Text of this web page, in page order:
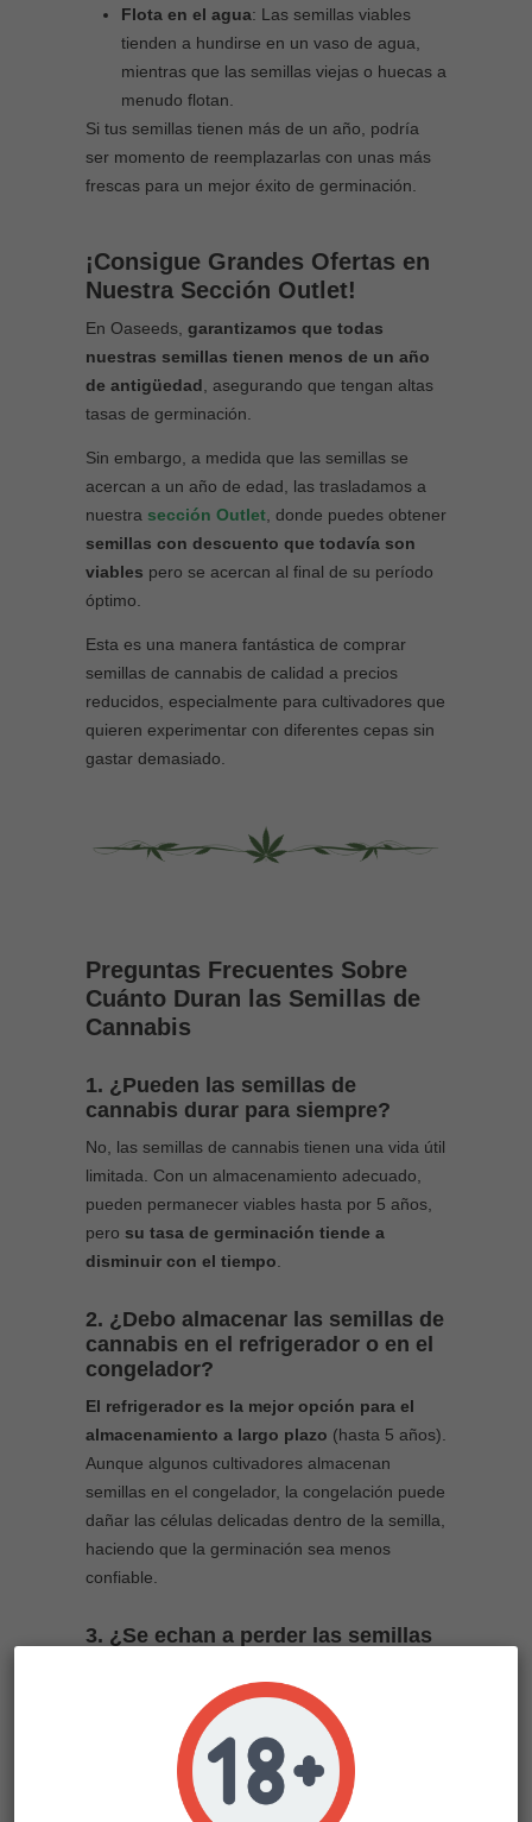
Flota en el agua: Las semillas viables
tienden a hundirse en un vaso de agua,
mientras que las semillas viejas o huecas a
menudo flotan.
Si tus semillas tienen más de un año, podría
ser momento de reemplazarlas con unas más
frescas para un mejor éxito de germinación.
¡Consigue Grandes Ofertas en
Nuestra Sección Outlet!
En Oaseeds, garantizamos que todas
nuestras semillas tienen menos de un año
de antigüedad , asegurando que tengan altas
tasas de germinación.
Sin embargo, a medida que las semillas se
acercan a un año de edad, las trasladamos a
nuestra sección Outlet , donde puedes obtener
semillas con descuento que todavía son
viables pero se acercan al final de su período
óptimo.
Esta es una manera fantástica de comprar
semillas de cannabis de calidad a precios
reducidos, especialmente para cultivadores que
quieren experimentar con diferentes cepas sin
gastar demasiado.
Preguntas Frecuentes Sobre
Cuánto Duran las Semillas de
Cannabis
1. ¿Pueden las semillas de
cannabis durar para siempre?
No, las semillas de cannabis tienen una vida útil
limitada. Con un almacenamiento adecuado,
pueden permanecer viables hasta por 5 años,
pero su tasa de germinación tiende a
disminuir con el tiempo
2. ¿Debo almacenar las semillas de
cannabis en el refrigerador o en el
congelador?
El refrigerador es la mejor opción para el
almacenamiento a largo plazo (hasta 5 años).
Aunque algunos cultivadores almacenan
semillas en el congelador, la congelación puede
dañar las células delicadas dentro de la semilla,
haciendo que la germinación sea menos
confiable.
3. ¿Se echan a perder las semillas
Sí, las semillas pueden volverse demasiado
viejas para germinar, especialmente si se
almacenan en condiciones cálidas, húmedas o
Las semillas frescas (menores de
un año) tienen las tasas de éxito más altas